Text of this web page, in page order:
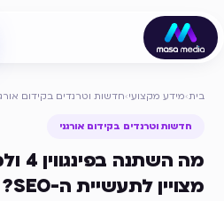
בית›מידע מקצועי›חדשות וטרנדים בקידום
חדשות וטרנדים בקידום אורגני
מה
מצויין לתעשיית ה-SEO?